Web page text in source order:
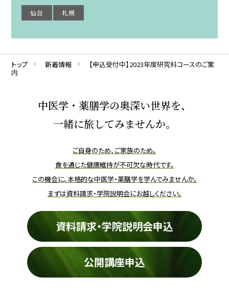
仙台 札幌
トップ 新着情報
【申込受付中】2023年度研究科コースのご案
内
中医学・薬膳学の奥深い世界を、
一緒に旅してみませんか。
ご自身のため、ご家族のため。
食を通じた健康維持が不可欠な時代です。
この機会に、本格的な中医学・薬膳学を学んでみませんか。
まずは資料請求・学院説明会にお越しください。
資料請求・学院説明会申込
公開講座申込